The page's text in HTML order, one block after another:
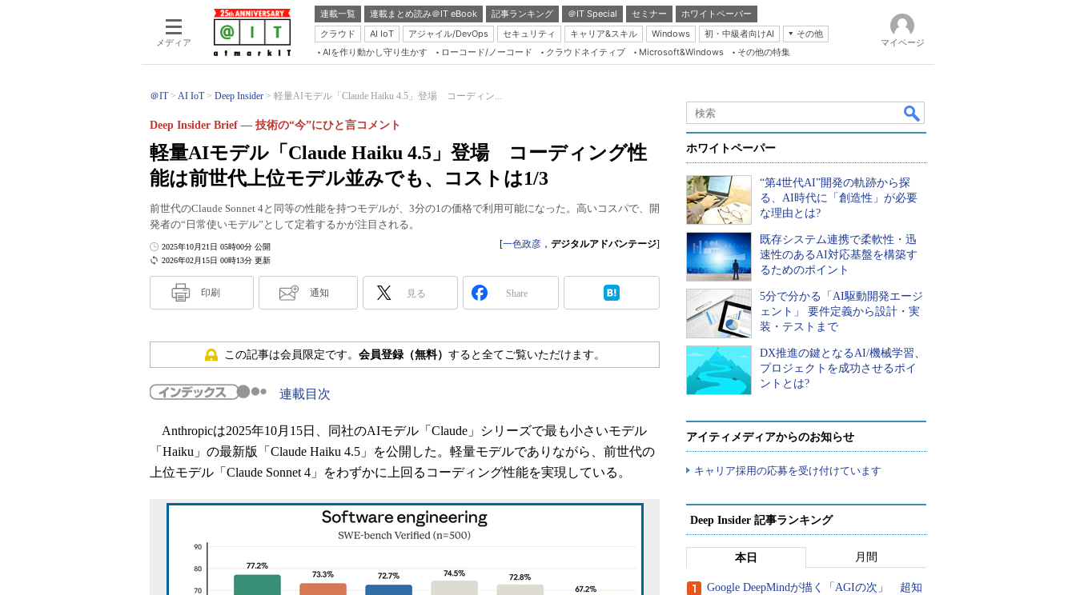
メディア
連載一覧 連載まとめ読み＠IT eBook 記事ランキング ＠IT Special セミナー
ホワイトペーパー
クラウド
AI IoT アジャイル/DevOps セキュリティ キャリア&スキル Windows 初・中級者向けAI
その他
Server & Storage
Java Agile
Database Expert
Linux ＆ OSS
Master of IP Network
Security & Trust
ブログ
AIを作り動かし守り生かす ローコード/ノーコード クラウドネイティブ Microsoft&Windows その他の特集
マイページ
＠IT AI IoT Deep Insider 軽量AIモデル「Claude Haiku 4.5」登場 コーディン...
軽量AIモデル「Claude Haiku 4.5」登場 コーディング性
能は前世代上位モデル並みでも、コストは1/3
Deep Insider Brief ― 技術の“今”にひと言コメント
前世代のClaude Sonnet 4と同等の性能を持つモデルが、3分の1の価格で利用可能になった。高いコスパで、開
発者の“日常使いモデル”として定着するかが注目される。
2026年02月15日 00時13分 更新
2025年10月21日 05時00分 公開 [一色政彦 ， デジタルアドバンテージ]
印刷 通知 見る Share
この記事は会員限定です。 会員登録（無料） すると全てご覧いただけます。
連載目次
Anthropicは2025年10月15日、同社のAIモデル「Claude」シリーズで最も小さいモデル
「Haiku」の最新版「Claude Haiku 4.5」を公開した。軽量モデルでありながら、前世代の
上位モデル「Claude Sonnet 4」をわずかに上回るコーディング性能を実現している。
ホワイトペーパー
“第4世代AI”開発の軌跡から探
る、AI時代に「創造性」が必要
な理由とは?
既存システム連携で柔軟性・迅
速性のあるAI対応基盤を構築す
るためのポイント
5分で分かる「AI駆動開発エージ
ェント」 要件定義から設計・実
装・テストまで
DX推進の鍵となるAI/機械学習、
プロジェクトを成功させるポイ
ントとは?
アイティメディアからのお知らせ
キャリア採用の応募を受け付けています
Deep Insider 記事ランキング
本日 月間
Google DeepMindが描く「AGIの次」 超知